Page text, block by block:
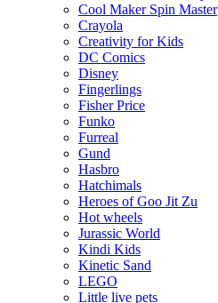
Cool Maker Spin Master
Crayola
Creativity for Kids
DC Comics
Disney
Fingerlings
Fisher Price
Funko
Furreal
Gund
Hasbro
Hatchimals
Heroes of Goo Jit Zu
Hot wheels
Jurassic World
Kindi Kids
Kinetic Sand
LEGO
Little live pets